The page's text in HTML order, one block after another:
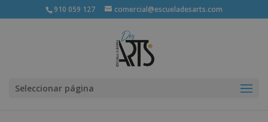
910 059 127 comercial@escueladesarts.com
Seleccionar página